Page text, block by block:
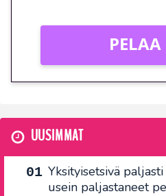
UUSIMMAT
Yksityisetsivä
usein paljastaneet